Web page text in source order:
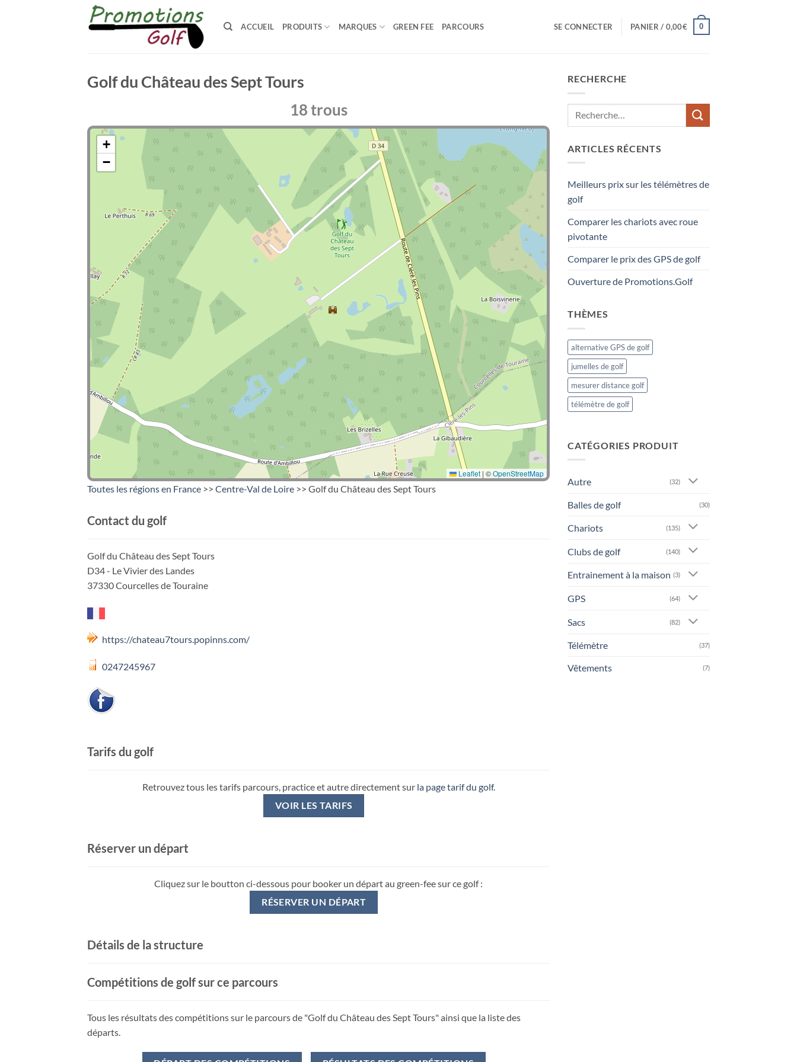
ACCUEIL PRODUITS MARQUES GREEN FEE PARCOURS SE CONNECTER PANIER / 0,00€ 0
Golf du Château des Sept Tours
18 trous
+
−
Leaflet | ©OpenStreetMap
Toutes les régions en France >> Centre-Val de Loire >> Golf du Château des Sept Tours
Contact du golf
Golf du Château des Sept Tours
D34 - Le Vivier des Landes
37330 Courcelles de Touraine
https://chateau7tours.popinns.com/
0247245967
Tarifs du golf
Retrouvez tous les tarifs parcours, practice et autre directement sur la page tarif du golf.
VOIR LES TARIFS
Réserver un départ
Cliquez sur le boutton ci-dessous pour booker un départ au green-fee sur ce golf :
RÉSERVER UN DÉPART
Détails de la structure
Compétitions de golf sur ce parcours
Tous les résultats des compétitions sur le parcours de "Golf du Château des Sept Tours" ainsi que la liste des
départs.
RECHERCHE
ARTICLES RÉCENTS
Meilleurs prix sur les télémètres de
golf
Comparer les chariots avec roue
pivotante
Comparer le prix des GPS de golf
Ouverture de Promotions.Golf
THÈMES
alternative GPS de golf
jumelles de golf
mesurer distance golf
télémètre de golf
CATÉGORIES PRODUIT
Autre (32)
Balles de golf (30)
Chariots (135)
Clubs de golf (140)
Entrainement à la maison (3)
GPS (64)
Sacs (82)
Télémètre (37)
Vêtements (7)